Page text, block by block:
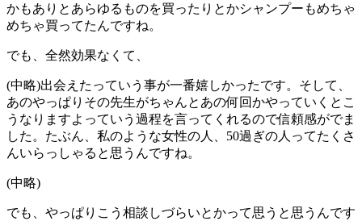
かもありとあらゆるものを買ったりとかシャンプーもめちゃ
めちゃ買ってたんですね。
でも、全然効果なくて、
(中略)出会えたっていう事が一番嬉しかったです。そして、
あのやっぱりその先生がちゃんとあの何回かやっていくとこ
うなりますよっていう過程を言ってくれるので信頼感がでま
した。たぶん、私のような女性の人、50過ぎの人ってたくさ
んいらっしゃると思うんですね。
(中略)
でも、やっぱりこう相談しづらいとかって思うと思うんです